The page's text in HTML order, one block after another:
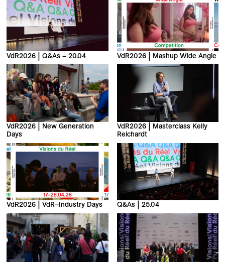
VdR2026 | Q&As – 20.04 VdR2026 | Mashup Wide Angle
VdR2026 | New Generation
Days
VdR2026 | Masterclass Kelly
Reichardt
VdR2026 | VdR–Industry Days Q&As | 25.04